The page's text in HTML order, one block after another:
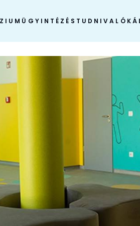
ÜGYINTÉZÉS TUDNIVALÓK